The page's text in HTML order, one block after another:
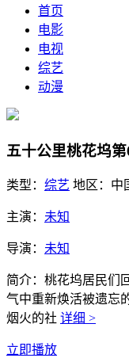
首页
电影
电视
综艺
动漫
五十公里桃花坞
类型： 综艺 地区： 中
主演： 未知
导演： 未知
简介： 桃花坞居民们
气中重新焕活被遗忘
烟火的社 详细 >
立即播放